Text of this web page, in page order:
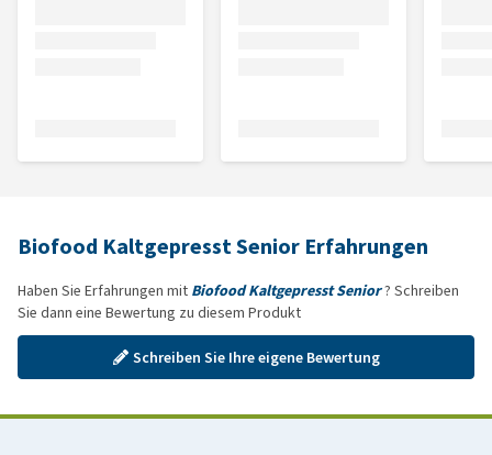
Biofood Kaltgepresst Senior Erfahrungen
Haben Sie Erfahrungen mit Biofood Kaltgepresst Senior? Schreiben
Sie dann eine Bewertung zu diesem Produkt
Schreiben Sie Ihre eigene Bewertung